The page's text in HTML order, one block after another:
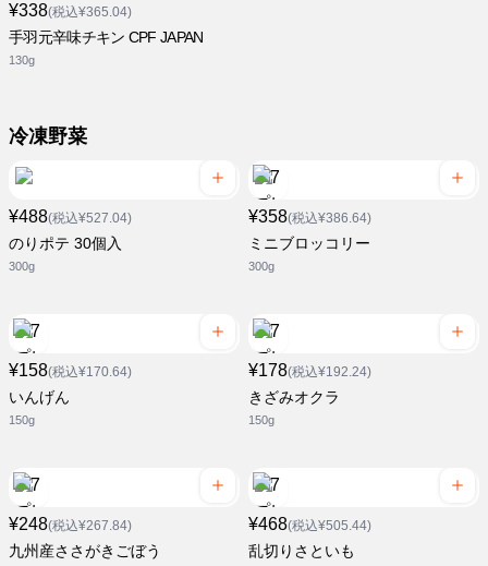
¥338(税込¥365.04)
手羽元辛味チキン CPF JAPAN
130g
冷凍野菜
¥488(税込¥527.04)
のりポテ 30個入
300g
¥358(税込¥386.64)
ミニブロッコリー
300g
¥158(税込¥170.64)
いんげん
150g
¥178(税込¥192.24)
きざみオクラ
150g
¥248(税込¥267.84)
九州産ささがきごぼう
¥468(税込¥505.44)
乱切りさといも